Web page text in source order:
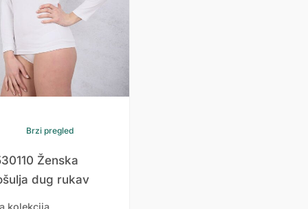
Brzi pregled
Ženska
dug rukav
kolekcija